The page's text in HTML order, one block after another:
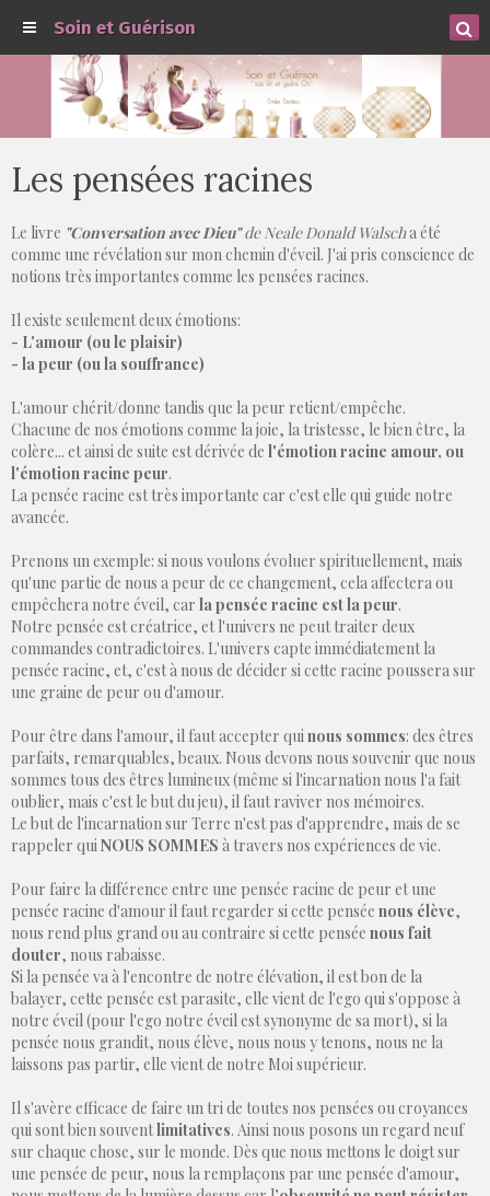
Soin et Guérison
Les pensées racines
Le livre "Conversation avec Dieu"de Neale Donald Walscha été
comme une révélation sur mon chemin d'éveil. J'ai pris conscience de
notions très importantes comme les pensées racines.
Il existe seulement deux émotions:
- L'amour (ou le plaisir)
- la peur (ou la souffrance)
L'amour chérit/donne tandis que la peur retient/empêche.
Chacune de nos émotions comme la joie, la tristesse, le bien être, la
colère... et ainsi de suite est dérivée de l'émotion racine amour, ou
l'émotion racine peur.
La pensée racine est très importante car c'est elle qui guide notre
avancée.
Prenons un exemple: si nous voulons évoluer spirituellement, mais
qu'une partie de nous a peur de ce changement, cela affectera ou
empêchera notre éveil, car la pensée racine est la peur.
Notre pensée est créatrice, et l'univers ne peut traiter deux
commandes contradictoires. L'univers capte immédiatement la
pensée racine, et, c'est à nous de décider si cette racine poussera sur
une graine de peur ou d'amour.
Pour être dans l'amour, il faut accepter qui nous sommes: des êtres
parfaits, remarquables, beaux. Nous devons nous souvenir que nous
sommes tous des êtres lumineux (même si l'incarnation nous l'a fait
oublier, mais c'est le but du jeu), il faut raviver nos mémoires.
Le but de l'incarnation sur Terre n'est pas d'apprendre, mais de se
rappeler qui NOUS SOMMES à travers nos expériences de vie.
Pour faire la différence entre une pensée racine de peur et une
pensée racine d'amour il faut regarder si cette pensée nous élève,
nous rend plus grand ou au contraire si cette pensée nous fait
douter, nous rabaisse.
Si la pensée va à l'encontre de notre élévation, il est bon de la
balayer, cette pensée est parasite, elle vient de l'ego qui s'oppose à
notre éveil (pour l'ego notre éveil est synonyme de sa mort), si la
pensée nous grandit, nous élève, nous nous y tenons, nous ne la
laissons pas partir, elle vient de notre Moi supérieur.
Il s'avère efficace de faire un tri de toutes nos pensées ou croyances
qui sont bien souventlimitatives. Ainsi nous posons un regard neuf
sur chaque chose, sur le monde. Dès que nous mettons le doigt sur
une pensée de peur, nous la remplaçons par une pensée d'amour,